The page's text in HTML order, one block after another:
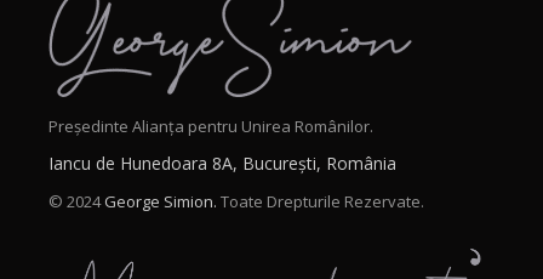
Președinte Alianța pentru Unirea Românilor.
Iancu de Hunedoara 8A, București, România
© 2024George Simion. Toate Drepturile Rezervate.